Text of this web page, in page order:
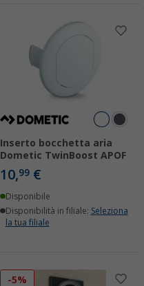
Inserto bocchetta aria
Dometic TwinBoost APOF
10,99 €
Disponibile
Disponibilità in filiale: Seleziona
la tua filiale
-5%